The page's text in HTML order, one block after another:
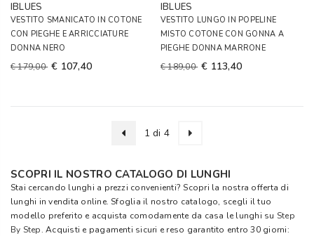
IBLUES
VESTITO SMANICATO IN COTONE
CON PIEGHE E ARRICCIATURE
DONNA NERO
€ 179,00 € 107,40
IBLUES
VESTITO LUNGO IN POPELINE
MISTO COTONE CON GONNA A
PIEGHE DONNA MARRONE
€ 189,00 € 113,40
1 di 4
SCOPRI IL NOSTRO CATALOGO DI LUNGHI
Stai cercando lunghi a prezzi convenienti? Scopri la nostra offerta di
lunghi in vendita online. Sfoglia il nostro catalogo, scegli il tuo
modello preferito e acquista comodamente da casa le lunghi su Step
By Step. Acquisti e pagamenti sicuri e reso garantito entro 30 giorni: